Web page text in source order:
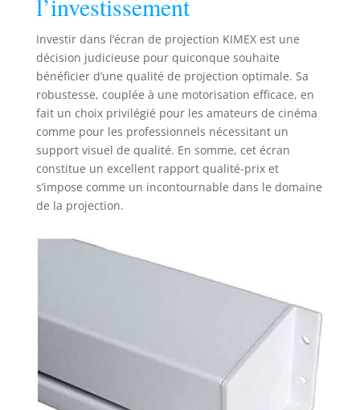
l’investissement
Investir dans l’écran de projection KIMEX est une
décision judicieuse pour quiconque souhaite
bénéficier d’une qualité de projection optimale. Sa
robustesse, couplée à une motorisation efficace, en
fait un choix privilégié pour les amateurs de cinéma
comme pour les professionnels nécessitant un
support visuel de qualité. En somme, cet écran
constitue un excellent rapport qualité-prix et
s’impose comme un incontournable dans le domaine
de la projection.